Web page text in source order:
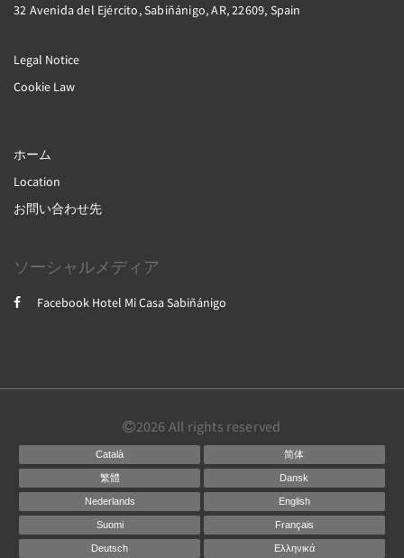
32 Avenida del Ejército, Sabiñánigo, AR, 22609, Spain
Legal Notice
Cookie Law
ホーム
Location
お問い合わせ先
ソーシャルメディア
Facebook Hotel Mi Casa Sabiñánigo
2026 All rights reserved
Català 简体
繁體 Dansk
Nederlands English
Suomi Français
Deutsch Ελληνικά